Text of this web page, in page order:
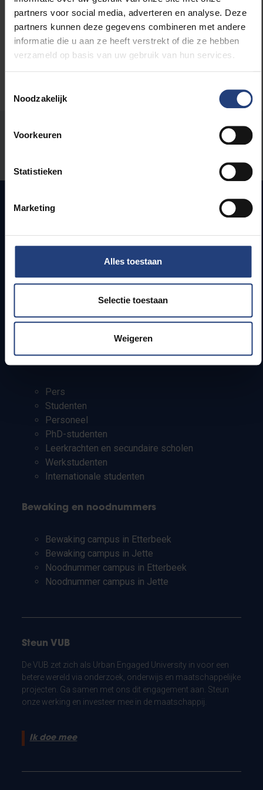
partners voor social media, adverteren en analyse. Deze
partners kunnen deze gegevens combineren met andere
informatie die u aan ze heeft verstrekt of die ze hebben
verzameld op basis van uw gebruik van hun services.
Noodzakelijk
Voorkeuren
Statistieken
Marketing
Alles toestaan
Selectie toestaan
Weigeren
Lesroosters
Bereikbaarheid
Onderzoeksgroepen
Pers
Studenten
Personeel
PhD-studenten
Leerkrachten en secundaire scholen
Werkstudenten
Internationale studenten
Bewaking en noodnummers
Bewaking campus in Etterbeek
Bewaking campus in Jette
Noodnummer campus in Etterbeek
Noodnummer campus in Jette
Steun VUB
De VUB zet zich als Urban Engaged University in voor een
betere wereld via onderzoek, onderwijs en maatschappelijke
projecten. Ga samen met ons dit engagement aan. Steun
onze werking en investeer mee in de maatschappij.
Ik doe mee